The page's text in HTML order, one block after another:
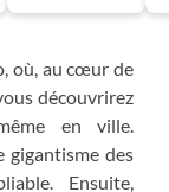
où, au cœur de
découvrirez
en ville.
gigantisme des
Ensuite,